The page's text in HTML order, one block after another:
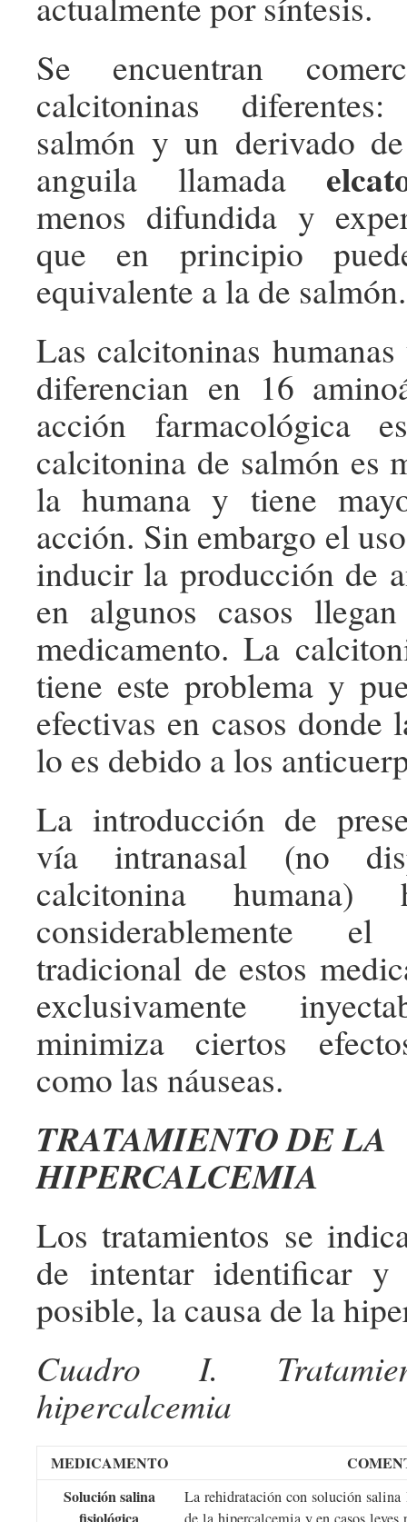
Se encuentran
calcitoninas
salmón y un derivado
anguila llamada
menos difundida y
que en principio
equivalente a la de salmón.
Las calcitoninas
diferencian en 16
acción farmacológica
calcitonina de salmón es
la humana y tiene
acción. Sin embargo el
inducir la producción de
en algunos casos
medicamento. La
tiene este problema y
efectivas en casos donde
lo es debido a los
La introducción de
vía intranasal (no
calcitonina humana)
considerablemente el
tradicional de estos
exclusivamente
minimiza ciertos
como las náuseas.
TRATAMIENTO DE LA
HIPERCALCEMIA
Los tratamientos se
de intentar identificar
posible, la causa de la
Cuadro I.
hipercalcemia
MEDICAMENTO
Solución salina
La rehidratación con solución